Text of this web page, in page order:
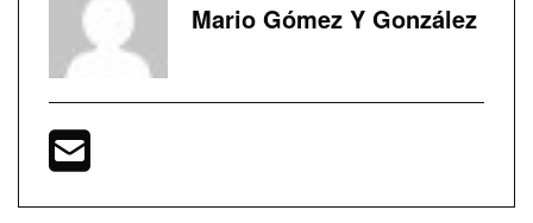
Mario Gómez Y González